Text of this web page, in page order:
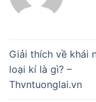
Giải thích về khái
loại kí là gì? –
Thvntuonglai.vn